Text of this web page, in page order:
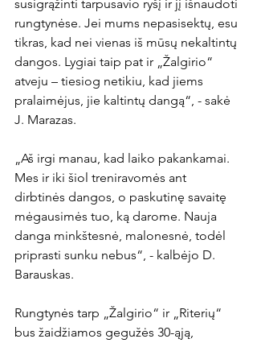
susigrąžinti tarpusavio ryšį ir jį išnaudoti
rungtynėse. Jei mums nepasisektų, esu
tikras, kad nei vienas iš mūsų nekaltintų
dangos. Lygiai taip pat ir „Žalgirio“
atveju – tiesiog netikiu, kad jiems
pralaimėjus, jie kaltintų dangą“, - sakė
J. Marazas.
„Aš irgi manau, kad laiko pakankamai.
Mes ir iki šiol treniravomės ant
dirbtinės dangos, o paskutinę savaitę
mėgausimės tuo, ką darome. Nauja
danga minkštesnė, malonesnė, todėl
priprasti sunku nebus“, - kalbėjo D.
Barauskas.
Rungtynės tarp „Žalgirio“ ir „Riterių“
bus žaidžiamos gegužės 30-ąją,